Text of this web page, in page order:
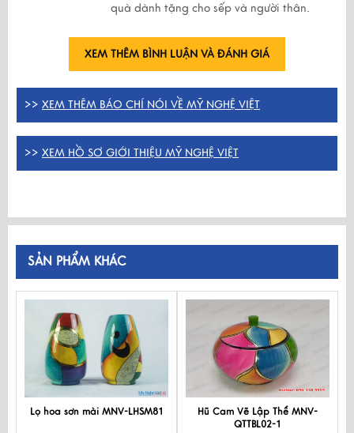
quà dành tặng cho sếp và người thân.
XEM THÊM BÌNH LUẬN VÀ ĐÁNH GIÁ
>> XEM THÊM BÁO CHÍ NÓI VỀ MỸ NGHỆ VIỆT
>> XEM HỒ SƠ GIỚI THIỆU MỸ NGHỆ VIỆT
SẢN PHẨM KHÁC
Lọ hoa sơn mài MNV-LHSM81
Hũ Cam Vẽ Lập Thể MNV-
QTTBL02-1